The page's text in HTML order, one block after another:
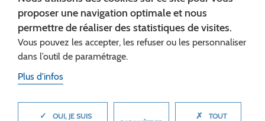
CONSEIL DÉPARTEMENTAL DE L'AISNE
Siège :
proposer une navigation optimale et nous
permettre de réaliser des statistiques de visites.
Vous pouvez les accepter, les refuser ou les personnaliser
dans l’outil de paramétrage.
Plus d'infos
✓ OUI, JE SUIS ✗ TOUT
MASQUER